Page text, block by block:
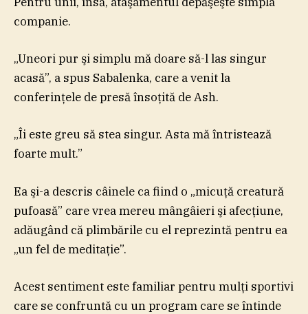
companie.
„Uneori pur şi simplu mă doare să-l las singur
acasă”, a spus Sabalenka, care a venit la
conferinţele de presă însoţită de Ash.
„Îi este greu să stea singur. Asta mă întristează
foarte mult.”
Ea şi-a descris câinele ca fiind o „micuţă creatură
pufoasă” care vrea mereu mângâieri şi afecţiune,
adăugând că plimbările cu el reprezintă pentru ea
„un fel de meditaţie”.
Acest sentiment este familiar pentru mulţi sportivi
care se confruntă cu un program care se întinde